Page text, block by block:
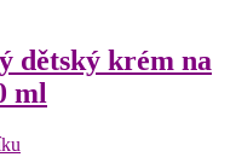
dětský krém na
ml